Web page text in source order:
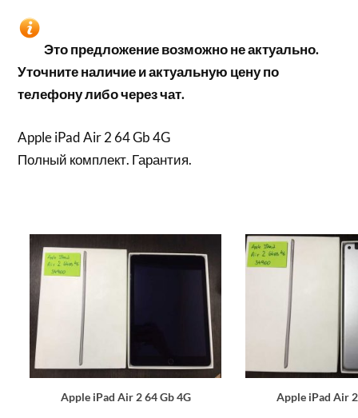
Это предложение возможно не актуально.
Уточните наличие и актуальную цену по
телефону либо через чат.
Apple iPad Air 2 64 Gb 4G
Полный комплект. Гарантия.
Apple iPad Air 2 64 Gb 4G Apple iPad Air